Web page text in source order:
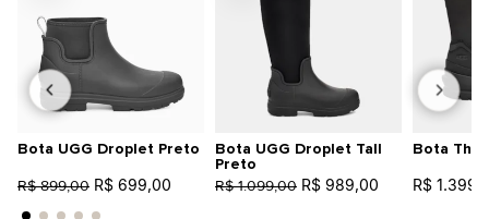
Bota UGG Droplet Preto
R$ 899,00 R$ 699,00
Bota UGG Droplet Tall
Preto
R$ 1.099,00 R$ 989,00
Bota The
R$